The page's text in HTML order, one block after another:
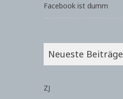
Facebook ist dumm
Neueste Beiträge
ZJ